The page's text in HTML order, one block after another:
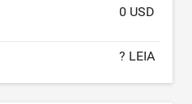
0 USD
? LEIA